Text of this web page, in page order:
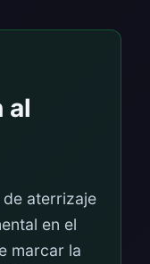
al
aterrizaje
en el
marcar la